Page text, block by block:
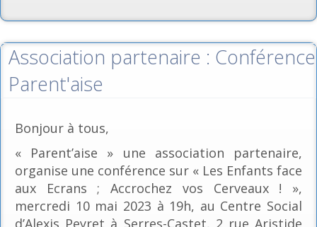
Association partenaire : Conférence
Parent'aise
Bonjour à tous,
« Parent’aise » une association partenaire,
organise une conférence sur « Les Enfants face
aux Ecrans ; Accrochez vos Cerveaux ! »,
mercredi 10 mai 2023 à 19h, au Centre Social
d’Alexis Peyret à Serres-Castet, 2 rue Aristide